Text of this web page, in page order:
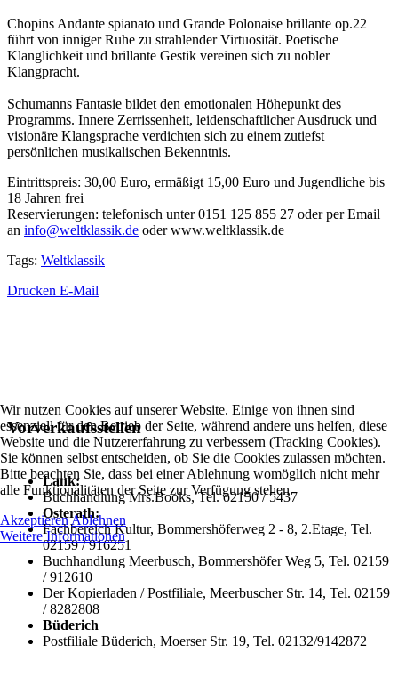
Chopins Andante spianato und Grande Polonaise brillante op.22
führt von inniger Ruhe zu strahlender Virtuosität. Poetische
Klanglichkeit und brillante Gestik vereinen sich zu nobler
Klangpracht.
Schumanns Fantasie bildet den emotionalen Höhepunkt des
Programms. Innere Zerrissenheit, leidenschaftlicher Ausdruck und
visionäre Klangsprache verdichten sich zu einem zutiefst
persönlichen musikalischen Bekenntnis.
Eintrittspreis: 30,00 Euro, ermäßigt 15,00 Euro und Jugendliche bis
18 Jahren frei
Reservierungen: telefonisch unter 0151 125 855 27 oder per Email
an info@weltklassik.de oder www.weltklassik.de
Tags: Weltklassik
Drucken E-Mail
Vorverkaufsstellen
Lank:
Buchhandlung Mrs.Books, Tel. o2150 / 5437
Osterath:
Fachbereich Kultur, Bommershöferweg 2 - 8, 2.Etage, Tel.
02159 / 916251
Buchhandlung Meerbusch, Bommershöfer Weg 5, Tel. 02159
/ 912610
Der Kopierladen / Postfiliale, Meerbuscher Str. 14, Tel. 02159
/ 8282808
Büderich
Postfiliale Büderich, Moerser Str. 19, Tel. 02132/9142872
Wir nutzen Cookies auf unserer Website. Einige von ihnen sind
essenziell für den Betrieb der Seite, während andere uns helfen, diese
Website und die Nutzererfahrung zu verbessern (Tracking Cookies).
Sie können selbst entscheiden, ob Sie die Cookies zulassen möchten.
Bitte beachten Sie, dass bei einer Ablehnung womöglich nicht mehr
alle Funktionalitäten der Seite zur Verfügung stehen.
AkzeptierenAblehnen
Weitere Informationen